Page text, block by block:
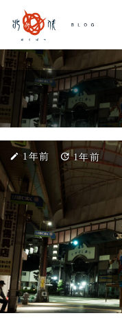
create 1年前 update 1年前